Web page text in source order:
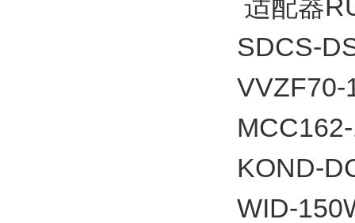
适配器
SDCS-
VVZF70-
KOND-
WID-